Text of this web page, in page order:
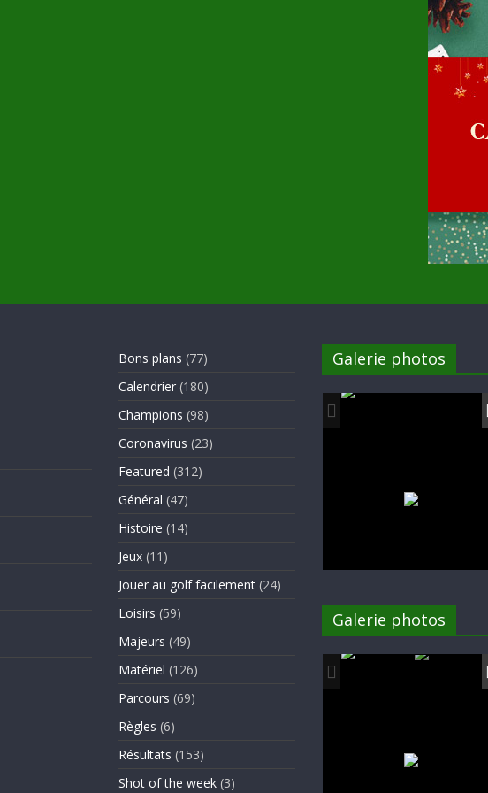
Bons plans (77)
Calendrier (180)
Champions (98)
Coronavirus (23)
Featured (312)
Général (47)
Histoire (14)
Jeux (11)
Jouer au golf facilement (24)
Loisirs (59)
Majeurs (49)
Matériel (126)
Parcours (69)
Règles (6)
Résultats (153)
Shot of the week (3)
Galerie photos
Galerie photos